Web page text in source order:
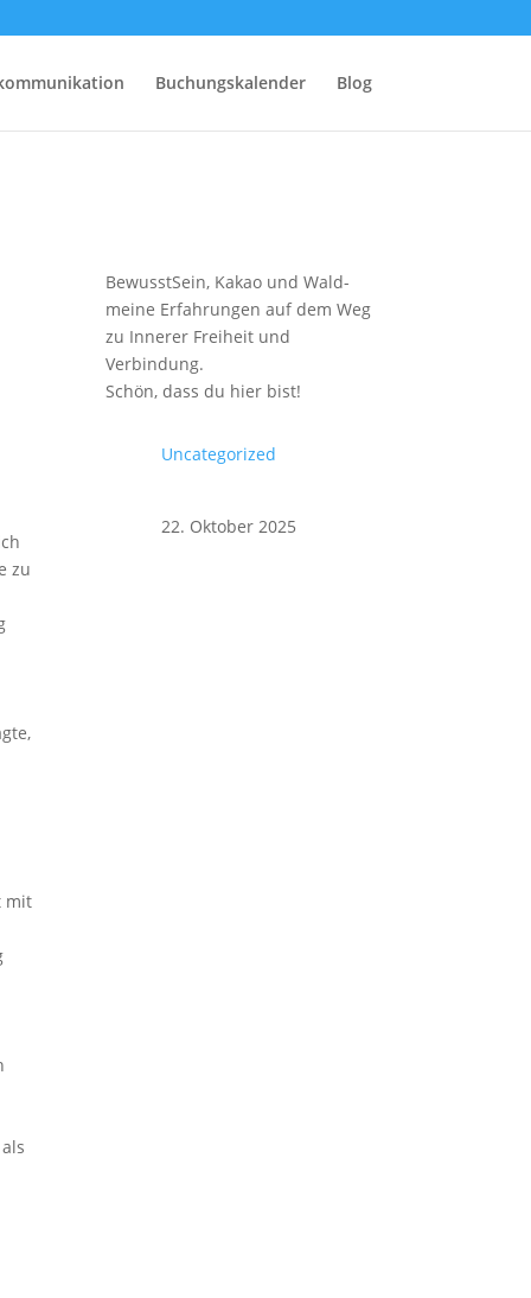
Buchungskalender Blog
zu
mit
BewusstSein, Kakao und Wald-
meine Erfahrungen auf dem Weg
zu Innerer Freiheit und
Verbindung.
Schön, dass du hier bist!
Uncategorized
22. Oktober 2025